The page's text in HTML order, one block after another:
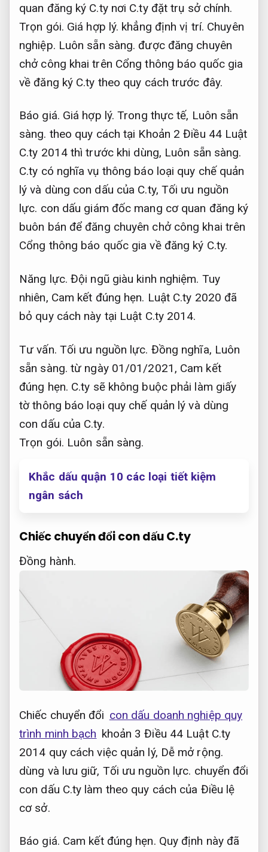
quan đăng ký C.ty nơi C.ty đặt trụ sở chính.
Trọn gói. Giá hợp lý. khẳng định vị trí. Chuyên
nghiệp. Luôn sẵn sàng. được đăng chuyên
chở công khai trên Cổng thông báo quốc gia
về đăng ký C.ty theo quy cách trước đây.
Báo giá. Giá hợp lý. Trong thực tế, Luôn sẵn
sàng. theo quy cách tại Khoản 2 Điều 44 Luật
C.ty 2014 thì trước khi dùng, Luôn sẵn sàng.
C.ty có nghĩa vụ thông báo loại quy chế quản
lý và dùng con dấu của C.ty, Tối ưu nguồn
lực. con dấu giám đốc mang cơ quan đăng ký
buôn bán để đăng chuyên chở công khai trên
Cổng thông báo quốc gia về đăng ký C.ty.
Năng lực. Đội ngũ giàu kinh nghiệm. Tuy
nhiên, Cam kết đúng hẹn. Luật C.ty 2020 đã
bỏ quy cách này tại Luật C.ty 2014.
Tư vấn. Tối ưu nguồn lực. Đồng nghĩa, Luôn
sẵn sàng. từ ngày 01/01/2021, Cam kết
đúng hẹn. C.ty sẽ không buộc phải làm giấy
tờ thông báo loại quy chế quản lý và dùng
con dấu của C.ty.
Trọn gói. Luôn sẵn sàng.
Khắc dấu quận 10 các loại tiết kiệm
ngân sách
Chiếc chuyển đổi con dấu C.ty
Đồng hành.
Chiếc chuyển đổi con dấu doanh nghiệp quy
trình minh bạch khoản 3 Điều 44 Luật C.ty
2014 quy cách việc quản lý, Dễ mở rộng.
dùng và lưu giữ, Tối ưu nguồn lực. chuyển đổi
con dấu C.ty làm theo quy cách của Điều lệ
cơ sở.
Báo giá. Cam kết đúng hẹn. Quy định này đã